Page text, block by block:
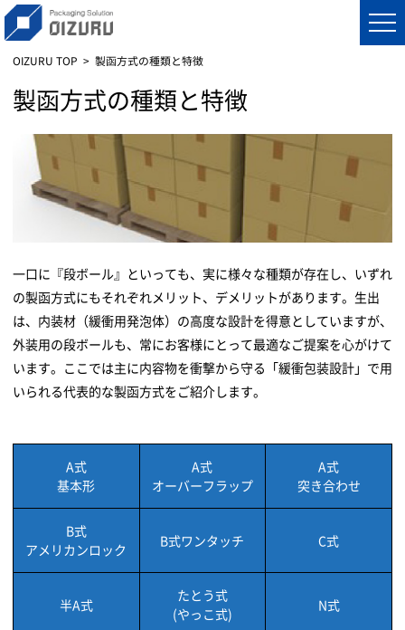
OIZURU TOP 製函方式の種類と特徴
製函方式の種類と特徴
一口に『段ボール』といっても、実に様々な種類が存在し、いずれ
の製函方式にもそれぞれメリット、デメリットがあります。生出
は、内装材（緩衝用発泡体）の高度な設計を得意としていますが、
外装用の段ボールも、常にお客様にとって最適なご提案を心がけて
います。ここでは主に内容物を衝撃から守る「緩衝包装設計」で用
いられる代表的な製函方式をご紹介します。
A式
基本形
A式
オーバーフラップ
A式
突き合わせ
B式
アメリカンロック
B式ワンタッチ C式
半A式
たとう式
(やっこ式)
N式